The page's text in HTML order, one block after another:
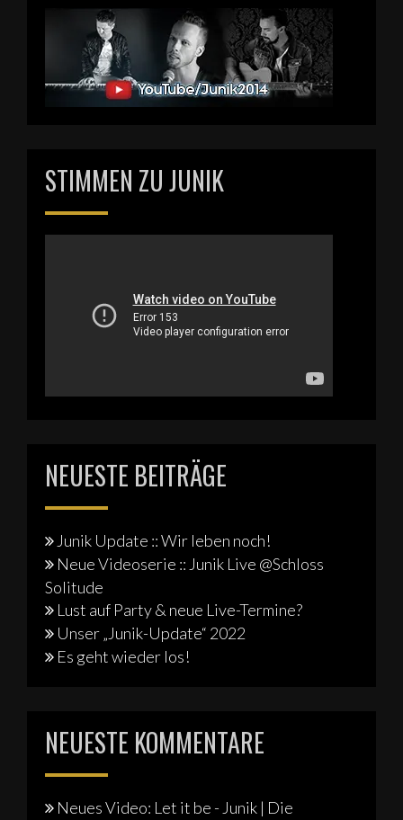
STIMMEN ZU JUNIK
NEUESTE BEITRÄGE
Junik Update :: Wir leben noch!
Neue Videoserie :: Junik Live @Schloss
Solitude
Lust auf Party & neue Live-Termine?
Unser „Junik-Update“ 2022
Es geht wieder los!
NEUESTE KOMMENTARE
Neues Video: Let it be - Junik | Die